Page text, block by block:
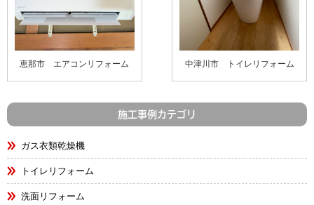
恵那市 エアコンリフォーム 中津川市 トイレリフォーム
施工事例カテゴリ
ガス衣類乾燥機
トイレリフォーム
洗面リフォーム